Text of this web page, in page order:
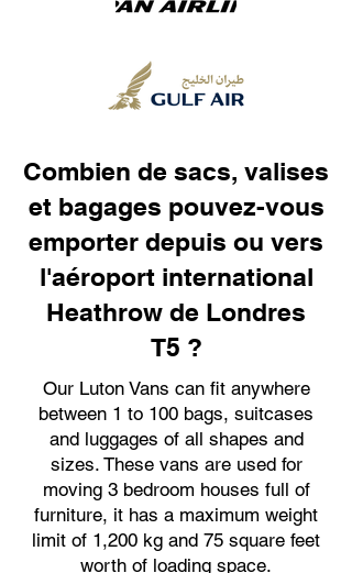
Combien de sacs, valises
et bagages pouvez-vous
emporter depuis ou vers
l'aéroport international
Heathrow de Londres
T5 ?
Our Luton Vans can fit anywhere
between 1 to 100 bags, suitcases
and luggages of all shapes and
sizes. These vans are used for
moving 3 bedroom houses full of
furniture, it has a maximum weight
limit of 1,200 kg and 75 square feet
worth of loading space.